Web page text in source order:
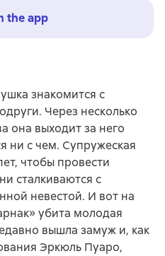
the app
знакомится с
Через несколько
она выходит за него
ни с чем. Супружеская
чтобы провести
сталкиваются с
невестой. И вот на
убита молодая
вышла замуж и, как
Эркюль Пуаро,